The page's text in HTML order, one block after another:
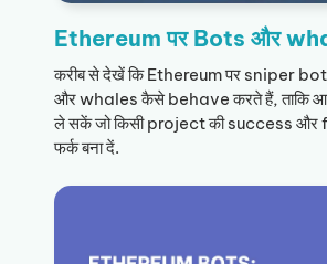
Ethereum पर Bots और
करीब से देखें कि Ethereum पर sniper
और whales कैसे behave करते हैं, ताकि
ले सकें जो किसी project की success और
फर्क बना दें.